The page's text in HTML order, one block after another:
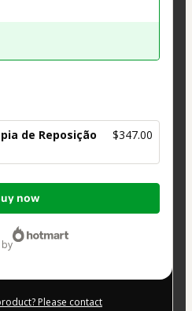
de Reposição
$347.00
now
by
Please contact